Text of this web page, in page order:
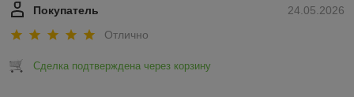
24.05.2026
Покупатель
Отлично
Сделка подтверждена через корзину